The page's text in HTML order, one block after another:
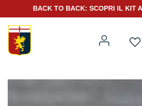
BACK TO BACK: SCOPRI IL KIT